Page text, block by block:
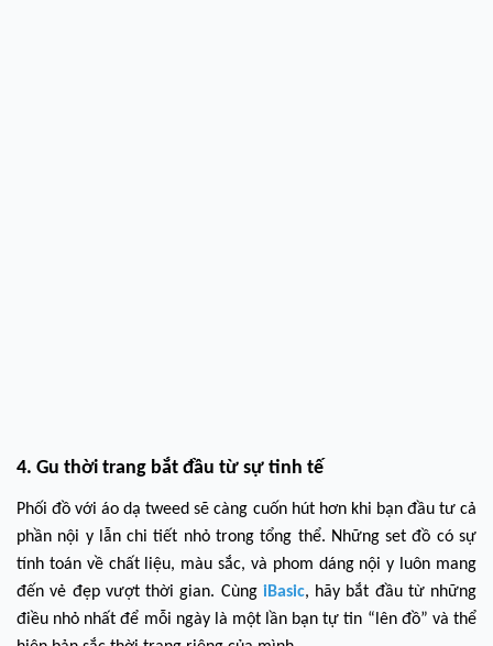
4. Gu thời trang bắt đầu từ sự tinh tế
Phối đồ với áo dạ tweed sẽ càng cuốn hút hơn khi bạn đầu tư cả
phần nội y lẫn chi tiết nhỏ trong tổng thể. Những set đồ có sự
tính toán về chất liệu, màu sắc, và phom dáng nội y luôn mang
đến vẻ đẹp vượt thời gian. CùngiBasic, hãy bắt đầu từ những
điều nhỏ nhất để mỗi ngày là một lần bạn tự tin “lên đồ” và thể